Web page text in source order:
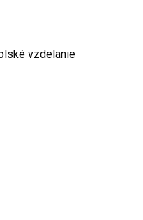
vzdelanie